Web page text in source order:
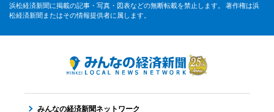
浜松経済新聞に掲載の記事・写真・図表などの無断転載を禁止します。 著作権は浜
松経済新聞またはその情報提供者に属します。
みんなの経済新聞ネットワーク